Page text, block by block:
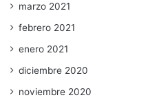
marzo 2021
febrero 2021
enero 2021
diciembre 2020
noviembre 2020